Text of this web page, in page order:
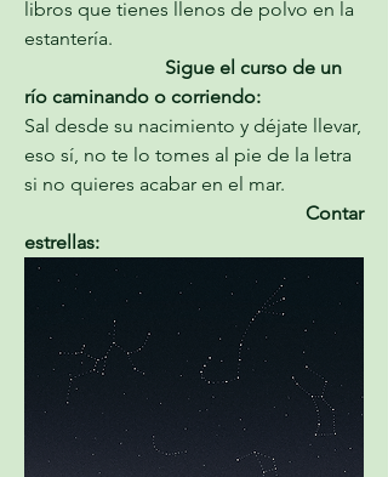
libros que tienes llenos de polvo en la
estantería.
río caminando o corriendo:
Sal desde su nacimiento y déjate llevar,
eso sí, no te lo tomes al pie de la letra
si no quieres acabar en el mar.
estrellas: